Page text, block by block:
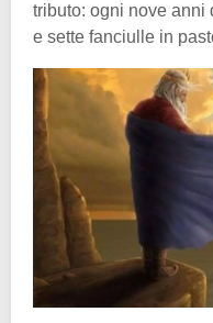
tributo: ogni nove anni
e sette fanciulle in